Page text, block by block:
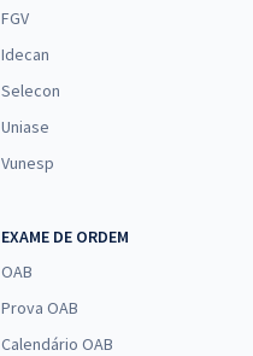
FGV
Idecan
Selecon
Uniase
Vunesp
EXAME DE ORDEM
OAB
Prova OAB
Calendário OAB